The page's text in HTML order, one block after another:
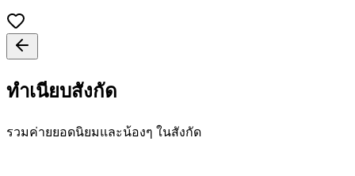
ทำเนียบสังกัด
รวมค่ายยอดนิยมและน้องๆ ในสังกัด